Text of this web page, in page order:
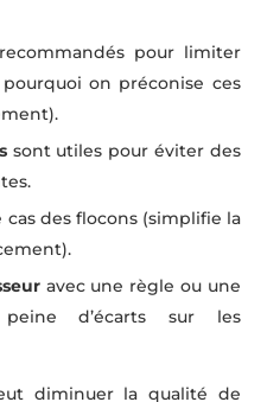
pour limiter
on préconise ces
sont utiles pour éviter des
cas des flocons (simplifie la
avec une règle ou une
d’écarts sur les
diminuer la qualité de